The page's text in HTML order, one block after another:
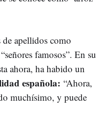
de apellidos como
famosos”. En su
ahora, ha habido un
española: “Ahora,
muchísimo, y puede